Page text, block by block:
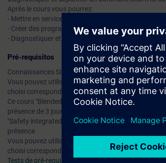
Après le cours vous pourrez:
- Mettre en service des automates SIMATIC Safety
- Créer des programmes Safety dans les languages
- Diagnostiquer et rechercher des erreurs dans un
Pré-requisitos
Connaissances SIMATIC S7-correspondantes au
Vous pouvez utiliser le test de prérequis mis à
choisi corresponde à vos compétences.
Ce cours "Blended-Learning" combine une partie
présence de 3 jours: Vous obtiendrez comme
"Safety integrated" et "Industrial Ethernet". Celui-ci
présence
Vous pouvez utiliser le test de prérequis mis à
choisi corresponde à vos compétences.
Tests de pré-requis en ligne TIA-SAFETY